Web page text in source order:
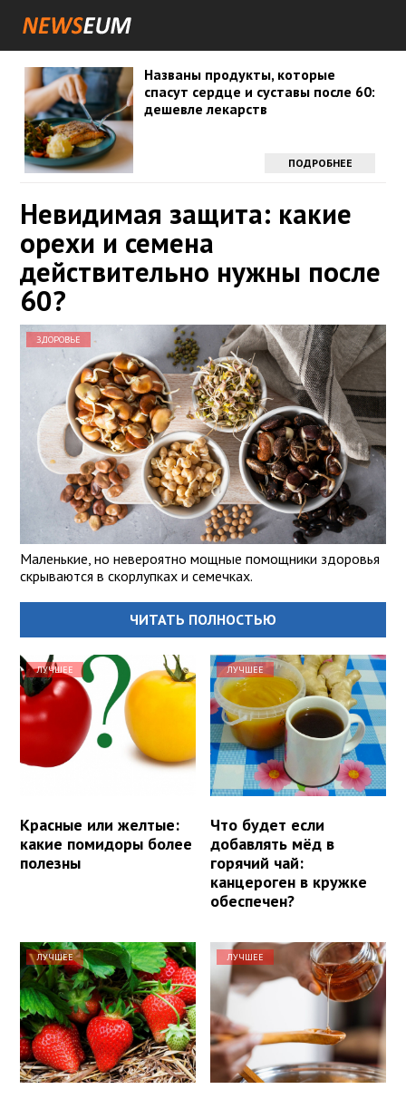
Названы продукты, которые
спасут сердце и суставы после 60:
дешевле лекарств
ПОДРОБНЕЕ
Невидимая защита: какие
орехи и семена
действительно нужны после
60?
ЗДОРОВЬЕ
Маленькие, но невероятно мощные помощники здоровья
скрываются в скорлупках и семечках.
ЧИТАТЬ ПОЛНОСТЬЮ
ЛУЧШЕЕ
Красные или желтые:
какие помидоры более
полезны
ЛУЧШЕЕ
Что будет если
добавлять мёд в
горячий чай:
канцероген в кружке
обеспечен?
ЛУЧШЕЕ ЛУЧШЕЕ